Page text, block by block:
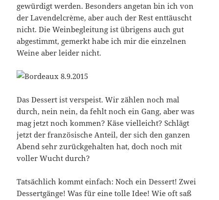
gewürdigt werden. Besonders angetan bin ich von
der Lavendelcrème, aber auch der Rest enttäuscht
nicht. Die Weinbegleitung ist übrigens auch gut
abgestimmt, gemerkt habe ich mir die einzelnen
Weine aber leider nicht.
Das Dessert ist verspeist. Wir zählen noch mal
durch, nein nein, da fehlt noch ein Gang, aber was
mag jetzt noch kommen? Käse vielleicht? Schlägt
jetzt der französische Anteil, der sich den ganzen
Abend sehr zurückgehalten hat, doch noch mit
voller Wucht durch?
Tatsächlich kommt einfach: Noch ein Dessert! Zwei
Dessertgänge! Was für eine tolle Idee! Wie oft saß